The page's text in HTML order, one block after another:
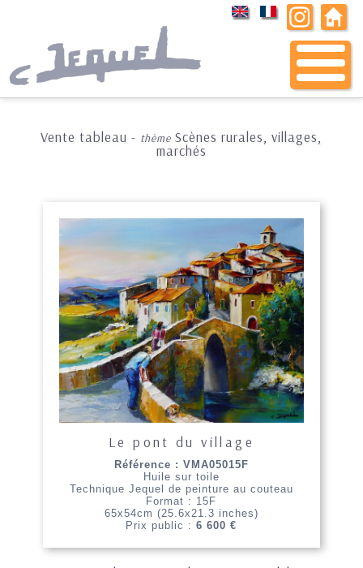
Vente tableau - thème Scènes rurales, villages,
marchés
Le pont du village
Référence : VMA05015F
Huile sur toile
Technique Jequel de peinture au couteau
Format : 15F
65x54cm (25.6x21.3 inches)
Prix public :6 600 €